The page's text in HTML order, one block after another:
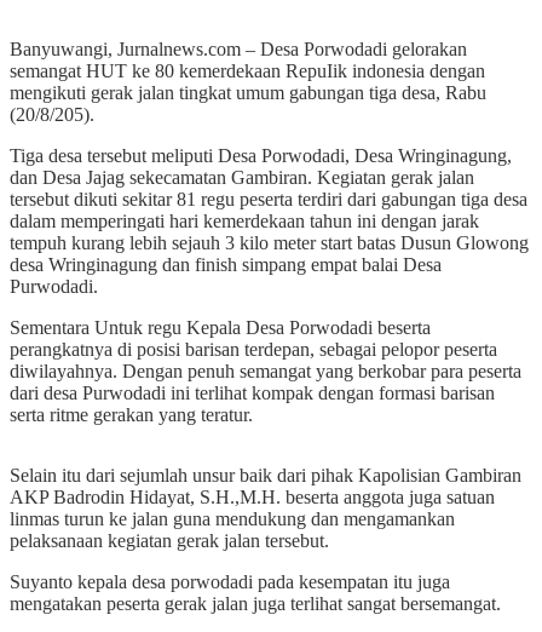
Banyuwangi, Jurnalnews.com – Desa Porwodadi gelorakan
semangat HUT ke 80 kemerdekaan RepuIik indonesia dengan
mengikuti gerak jalan tingkat umum gabungan tiga desa, Rabu
(20/8/205).
Tiga desa tersebut meliputi Desa Porwodadi, Desa Wringinagung,
dan Desa Jajag sekecamatan Gambiran. Kegiatan gerak jalan
tersebut dikuti sekitar 81 regu peserta terdiri dari gabungan tiga desa
dalam memperingati hari kemerdekaan tahun ini dengan jarak
tempuh kurang lebih sejauh 3 kilo meter start batas Dusun Glowong
desa Wringinagung dan finish simpang empat balai Desa
Purwodadi.
Sementara Untuk regu Kepala Desa Porwodadi beserta
perangkatnya di posisi barisan terdepan, sebagai pelopor peserta
diwilayahnya. Dengan penuh semangat yang berkobar para peserta
dari desa Purwodadi ini terlihat kompak dengan formasi barisan
serta ritme gerakan yang teratur.
Selain itu dari sejumlah unsur baik dari pihak Kapolisian Gambiran
AKP Badrodin Hidayat, S.H.,M.H. beserta anggota juga satuan
linmas turun ke jalan guna mendukung dan mengamankan
pelaksanaan kegiatan gerak jalan tersebut.
Suyanto kepala desa porwodadi pada kesempatan itu juga
mengatakan peserta gerak jalan juga terlihat sangat bersemangat.